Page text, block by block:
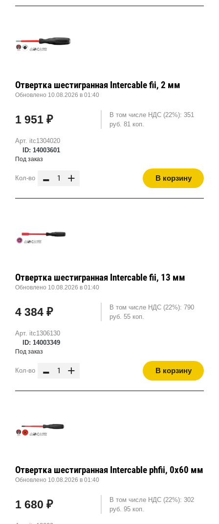
Арт. itc1304020
ID: 14003601
Отвертка шестигранная Intercable fii, 2 мм
Обновлено 10.08.2026 в 01:40
1 951 ₽
В том числе НДС (22%): 351
руб. 81 коп.
Под заказ
Кол-во - + В корзину
Арт. itc1306130
ID: 14003349
Отвертка шестигранная Intercable fii, 13 мм
Обновлено 10.08.2026 в 01:40
4 384 ₽
В том числе НДС (22%): 790
руб. 55 коп.
Под заказ
Кол-во - + В корзину
Отвертка шестигранная Intercable phfii, 0x60 мм
Обновлено 10.08.2026 в 01:40
1 680 ₽
В том числе НДС (22%): 302
руб. 95 коп.